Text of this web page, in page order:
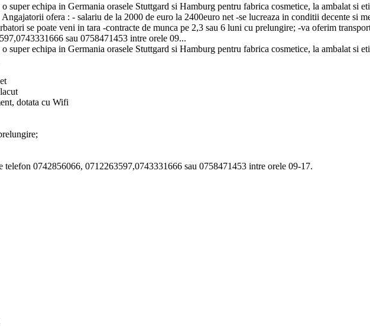
super echipa in Germania orasele Stuttgard si Hamburg pentru fabrica cosmetice, la ambalat si
ofera : - salariu de la 2000 de euro la 2400euro net -se lucreaza in conditii decente si
se poate veni in tara -contracte de munca pe 2,3 sau 6 luni cu prelungire; -va oferim
sau 0758471453 intre orele 09...
super echipa in Germania orasele Stuttgard si Hamburg pentru fabrica cosmetice, la ambalat si
dotata cu Wifi
telefon 0742856066, 0712263597,0743331666 sau 0758471453 intre orele 09-17.